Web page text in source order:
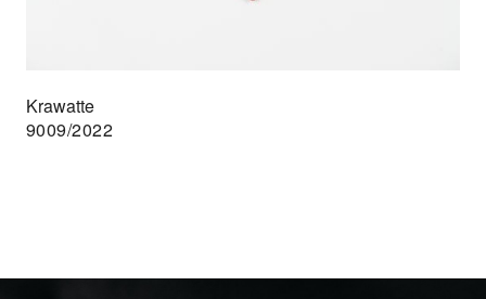
Krawatte
9009/2022